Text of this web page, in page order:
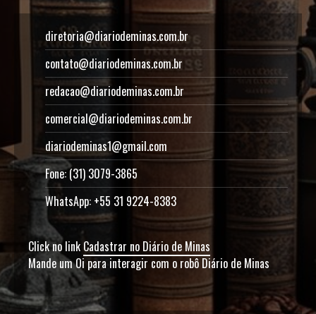
diretoria@diariodeminas.com.br
contato@diariodeminas.com.br
redacao@diariodeminas.com.br
comercial@diariodeminas.com.br
diariodeminas1@gmail.com
Fone: (31) 3079-3865
WhatsApp: +55 31 9224-8383
Click no link Cadastrar no Diário de Minas
Mande um Oi para interagir com o robô Diário de Minas